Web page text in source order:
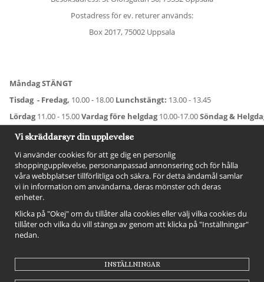
Postadress för ev. returer används:
Box 2017, 75002 Uppsala
Måndag STÄNGT
Tisdag - Fredag, 10.00 - 18.00 Lunchstängt: 13.00 - 13.45
Lördag11.00 - 15.00Vardag före helgdag10.00-17.00Söndag &
För avvikande öppettider:
Titta här
Vi skräddarsyr din upplevelse
Vi använder cookies för att ge dig en personlig
shoppingupplevelse, personanpassad annonsering och för hålla
våra webbplatser tillförlitliga och säkra. För detta ändamål samlar
vi in information om användarna, deras mönster och deras
enheter.
Klicka på "Okej" om du tillåter alla cookies eller välj vilka cookies du
tillåter och vilka du vill stänga av genom att klicka på "Inställningar"
nedan.
INSTÄLLNINGAR